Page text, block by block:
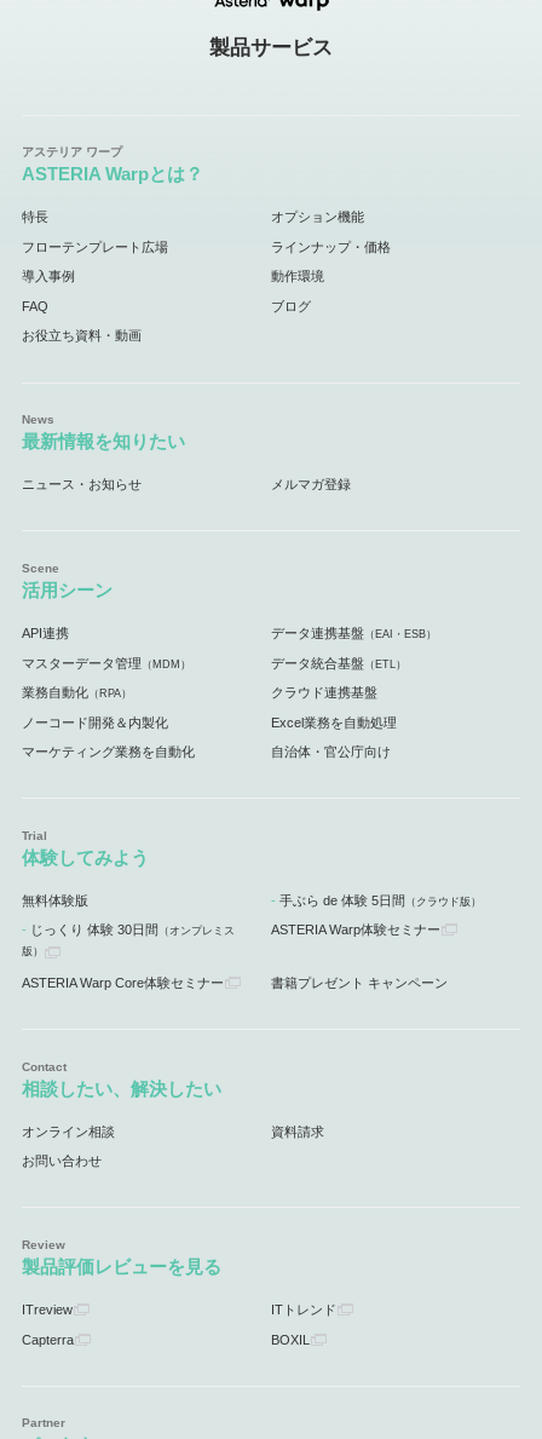
製品サービス
ASTERIA Warpとは？
特長 オプション機能
フローテンプレート広場 ラインナップ・価格
導入事例 動作環境
FAQ ブログ
お役立ち資料・動画
最新情報を知りたい
ニュース・お知らせ メルマガ登録
活用シーン
API連携 データ連携基盤 （EAI・ESB）
マスターデータ管理 （MDM） データ統合基盤 （ETL）
業務自動化（RPA） クラウド連携基盤
ノーコード開発＆内製化 Excel業務を自動処理
マーケティング業務を自動化 自治体・官公庁向け
体験してみよう
無料体験版 手ぶら de 体験 5日間 （クラウド版）
じっくり 体験 30日間 （オンプレミス
版）
ASTERIA Warp体験セミナー
ASTERIA Warp Core体験セミナー 書籍プレゼント キャンペーン
相談したい、解決したい
オンライン相談 資料請求
お問い合わせ
製品評価レビューを見る
ITreview ITトレンド
Capterra BOXIL